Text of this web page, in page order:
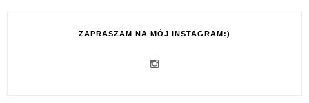
ZAPRASZAM NA MÓJ INSTAGRAM:)